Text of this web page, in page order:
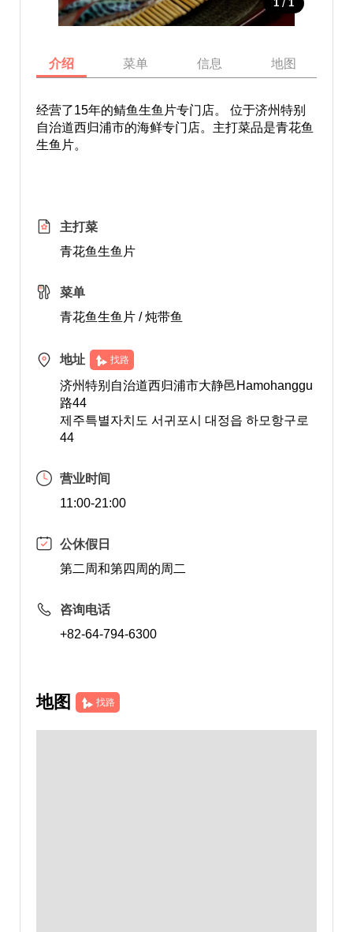
1 / 1
介绍 菜单 信息 地图
经营了15年的鲭鱼生鱼片专门店。 位于济州特别
自治道西归浦市的海鲜专门店。主打菜品是青花鱼
生鱼片。
主打菜
青花鱼生鱼片
菜单
青花鱼生鱼片 / 炖带鱼
地址 找路
济州特别自治道西归浦市大静邑Hamohanggu
路44
제주특별자치도 서귀포시 대정읍 하모항구로
44
营业时间
11:00-21:00
公休假日
第二周和第四周的周二
咨询电话
+82-64-794-6300
地图 找路